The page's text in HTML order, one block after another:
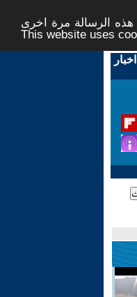
الرسالة مرة اخرى -
This website uses
اخبار